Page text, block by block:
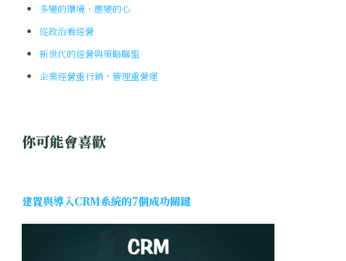
多變的環境，應變的心
從政治看經營
新世代的經營與策略聯盟
企業經營重行銷，管理重營運
你可能會喜歡
建置與導入CRM系統的7個成功關鍵